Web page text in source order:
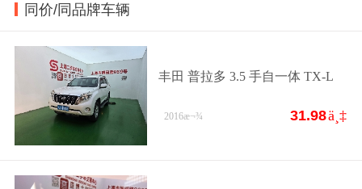
同价/同品牌车辆
丰田 普拉多 3.5 手自一体 TX-L
31.98ä¸‡
2016æ¬¾